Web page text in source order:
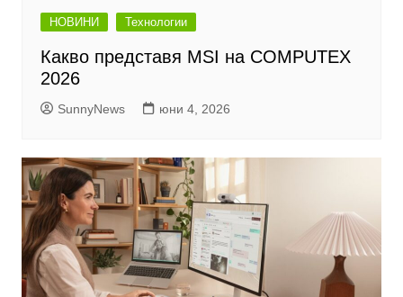
НОВИНИ Технологии
Какво представя MSI на COMPUTEX
2026
SunnyNews юни 4, 2026